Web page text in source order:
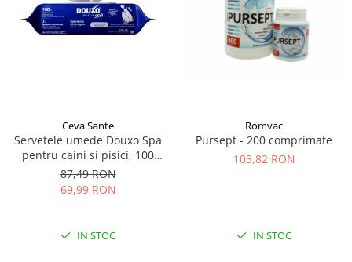
Ceva Sante
Servetele umede Douxo Spa
pentru caini si pisici, 100
bucati, Ceva Sante
87,49 RON
69,99 RON
IN STOC
Romvac
Pursept - 200 comprimate
103,82 RON
IN STOC